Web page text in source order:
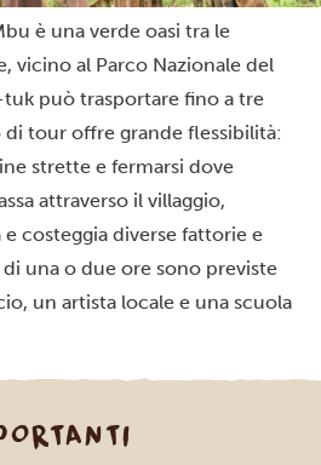
è una verde oasi tra le
vicino al Parco Nazionale del
tuk può trasportare fino a tre
tour offre grande flessibilità:
strette e fermarsi dove
attraverso il villaggio,
costeggia diverse fattorie e
una o due ore sono previste
un artista locale e una scuola